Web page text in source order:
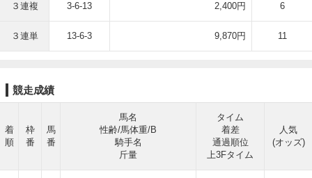
３連複 3-6-13 2,400円 6
３連単 13-6-3 9,870円 11
競走成績
着
順
枠
番
馬
番
馬名
性齢/馬体重/B
騎手名
斤量
タイム
着差
通過順位
上3Fタイム
人気
(オッズ)